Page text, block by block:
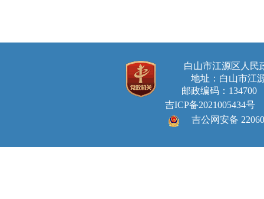
白山市江源区人
地址：白山市江
邮政编码：134700
吉ICP备2021005434号
吉公网安备